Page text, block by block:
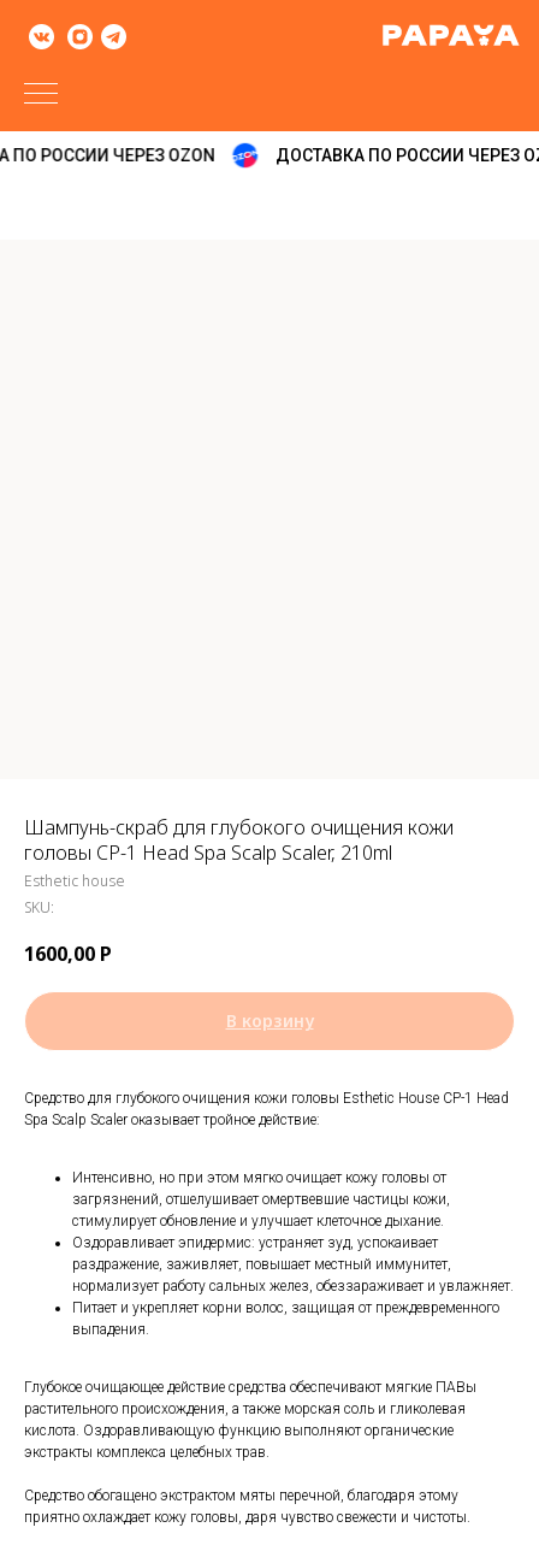
РОССИИ ЧЕРЕЗ OZON ДОСТАВКА ПО РОССИИ ЧЕРЕЗ
Шампунь-скраб для глубокого очищения кожи
головы CP-1 Head Spa Scalp Scaler, 210ml
Esthetic house
SKU:
1600,00 Р
В корзину
Средство для глубокого очищения кожи головы Esthetic House CP-1 Head
Spa Scalp Scaler оказывает тройное действие:
Интенсивно, но при этом мягко очищает кожу головы от
загрязнений, отшелушивает омертвевшие частицы кожи,
стимулирует обновление и улучшает клеточное дыхание.
Оздоравливает эпидермис: устраняет зуд, успокаивает
раздражение, заживляет, повышает местный иммунитет,
нормализует работу сальных желез, обеззараживает и увлажняет.
Питает и укрепляет корни волос, защищая от преждевременного
выпадения.
Глубокое очищающее действие средства обеспечивают мягкие ПАВы
растительного происхождения, а также морская соль и гликолевая
кислота. Оздоравливающую функцию выполняют органические
экстракты комплекса целебных трав.
Средство обогащено экстрактом мяты перечной, благодаря этому
приятно охлаждает кожу головы, даря чувство свежести и чистоты.